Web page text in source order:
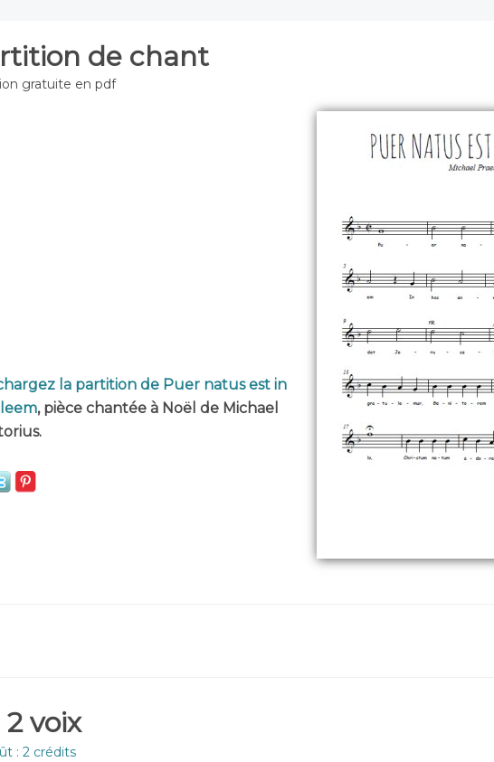
de chant
gratuite en pdf
la partition de Puer natus est in
, pièce chantée à Noël de Michael
2 voix
: 2 crédits